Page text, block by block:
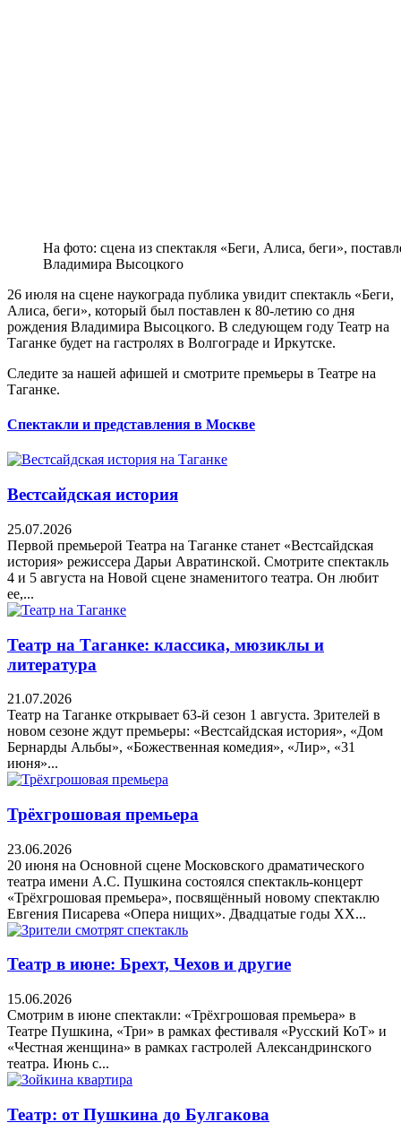
На фото: сцена из спектакля «Беги, Алиса, беги»,
Владимира Высоцкого
26 июля на сцене наукограда публика увидит спектакль «Беги,
Алиса, беги», который был поставлен к 80-летию со дня
рождения Владимира Высоцкого. В следующем году Театр на
Таганке будет на гастролях в Волгограде и Иркутске.
Следите за нашей афишей и смотрите премьеры в Театре на
Таганке.
Спектакли и представления в Москве
Вестсайдская история
25.07.2026
Первой премьерой Театра на Таганке станет «Вестсайдская
история» режиссера Дарьи Авратинской. Смотрите спектакль
4 и 5 августа на Новой сцене знаменитого театра. Он любит
ее,...
Театр на Таганке: классика, мюзиклы и
литература
21.07.2026
Театр на Таганке открывает 63-й сезон 1 августа. Зрителей в
новом сезоне ждут премьеры: «Вестсайдская история», «Дом
Бернарды Альбы», «Божественная комедия», «Лир», «31
июня»...
Трёхгрошовая премьера
23.06.2026
20 июня на Основной сцене Московского драматического
театра имени А.С. Пушкина состоялся спектакль-концерт
«Трёхгрошовая премьера», посвящённый новому спектаклю
Евгения Писарева «Опера нищих». Двадцатые годы XX...
Театр в июне: Брехт, Чехов и другие
15.06.2026
Смотрим в июне спектакли: «Трёхгрошовая премьера» в
Театре Пушкина, «Три» в рамках фестиваля «Русский КоТ» и
«Честная женщина» в рамках гастролей Александринского
театра. Июнь с...
Театр: от Пушкина до Булгакова